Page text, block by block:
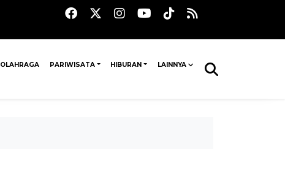
OLAHRAGA PARIWISATA HIBURAN LAINNYA